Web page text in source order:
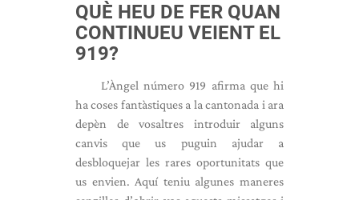
QUÈ HEU DE FER QUAN
CONTINUEU VEIENT EL
919?
L’Àngel número 919 afirma que hi
ha coses fantàstiques a la cantonada i ara
depèn de vosaltres introduir alguns
canvis que us puguin ajudar a
desbloquejar les rares oportunitats que
us envien. Aquí teniu algunes maneres